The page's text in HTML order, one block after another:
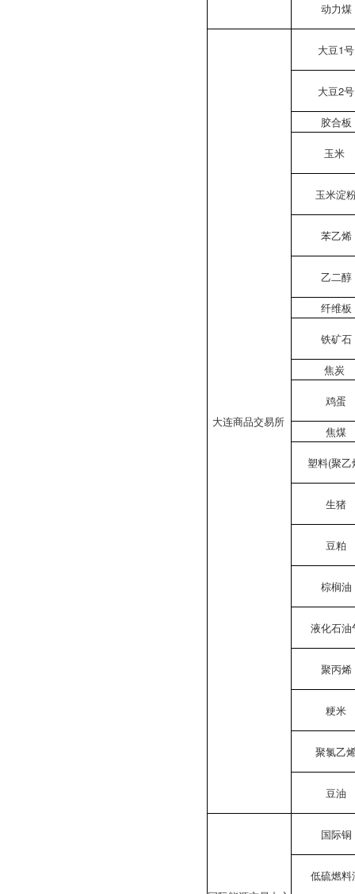
动力煤
大连商品交易所
大豆1号
大豆2号
胶合板
玉米
玉米淀
苯乙烯
乙二醇
纤维板
铁矿石
焦炭
鸡蛋
焦煤
塑料(聚乙
生猪
豆粕
棕榈油
液化石油
聚丙烯
粳米
聚氯乙
豆油
国际铜
低硫燃料